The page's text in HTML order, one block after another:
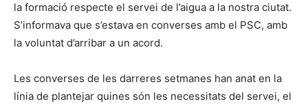
la formació respecte el servei de l’aigua a la nostra ciutat.
S’informava que s’estava en converses amb el PSC, amb
la voluntat d’arribar a un acord.
Les converses de les darreres setmanes han anat en la
línia de plantejar quines són les necessitats del servei, el